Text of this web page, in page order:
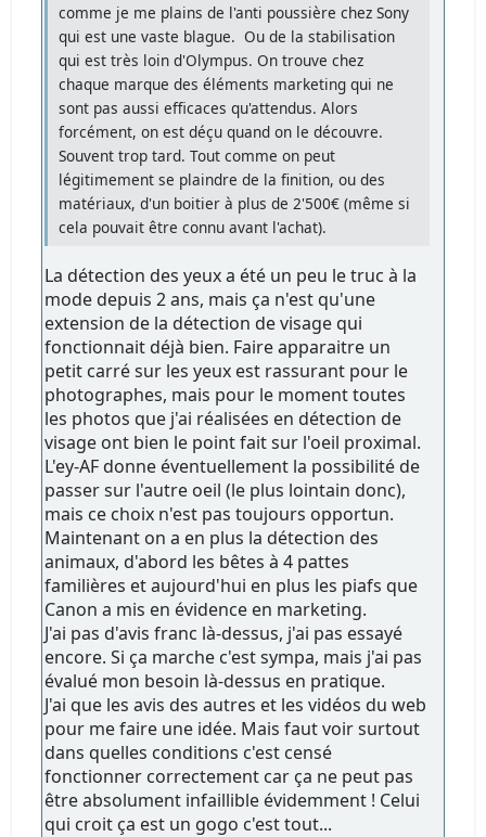
comme je me plains de l'anti poussière chez Sony
qui est une vaste blague. Ou de la stabilisation
qui est très loin d'Olympus. On trouve chez
chaque marque des éléments marketing qui ne
sont pas aussi efficaces qu'attendus. Alors
forcément, on est déçu quand on le découvre.
Souvent trop tard. Tout comme on peut
légitimement se plaindre de la finition, ou des
matériaux, d'un boitier à plus de 2'500€ (même si
cela pouvait être connu avant l'achat).
La détection des yeux a été un peu le truc à la
mode depuis 2 ans, mais ça n'est qu'une
extension de la détection de visage qui
fonctionnait déjà bien. Faire apparaitre un
petit carré sur les yeux est rassurant pour le
photographes, mais pour le moment toutes
les photos que j'ai réalisées en détection de
visage ont bien le point fait sur l'oeil proximal.
L'ey-AF donne éventuellement la possibilité de
passer sur l'autre oeil (le plus lointain donc),
mais ce choix n'est pas toujours opportun.
Maintenant on a en plus la détection des
animaux, d'abord les bêtes à 4 pattes
familières et aujourd'hui en plus les piafs que
Canon a mis en évidence en marketing.
J'ai pas d'avis franc là-dessus, j'ai pas essayé
encore. Si ça marche c'est sympa, mais j'ai pas
évalué mon besoin là-dessus en pratique.
J'ai que les avis des autres et les vidéos du web
pour me faire une idée. Mais faut voir surtout
dans quelles conditions c'est censé
fonctionner correctement car ça ne peut pas
être absolument infaillible évidemment ! Celui
qui croit ça est un gogo c'est tout...